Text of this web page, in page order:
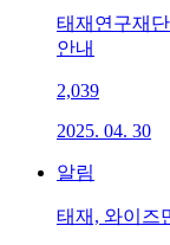
태재연구재
안내
2,039
2025. 04. 30
알림
태재, 와이즈